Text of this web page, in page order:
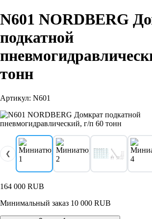
N601 NORDBERG
подкатной
тонн
Артикул: N601
❮
164 000 RUB
Минимальный заказ 10 000 RUB